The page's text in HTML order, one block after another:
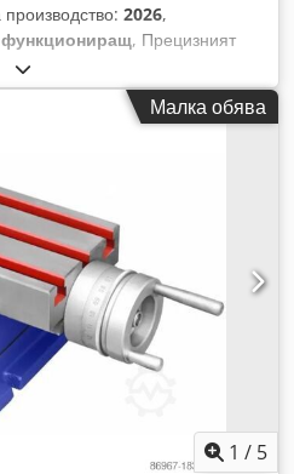
2026,
, Прецизният
на шпилката, направляващи с
опашка“, значително
и позволяват елиминиране
от висококачествени
с бормашини, фрези и
прецизно позициониране
- Оборудван е с въртяща
- Предпазителят на
да попаднат в работния
Допълнително предимство е
постоянния контрол на
X и Y. - Нониус: 4 мм/0,02 мм.
Малка обява
1 / 5